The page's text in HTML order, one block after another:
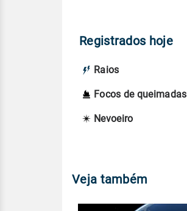
Registrados hoje
Raios
Focos de queimadas
Nevoeiro
Veja também